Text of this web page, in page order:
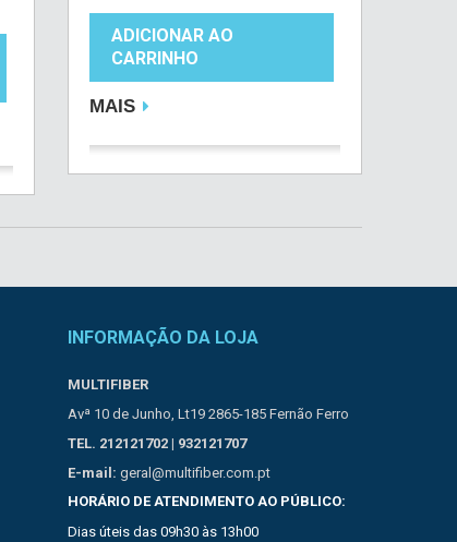
ADICIONAR AO
CARRINHO
MAIS
INFORMAÇÃO DA LOJA
MULTIFIBER
Avª 10 de Junho, Lt19 2865-185 Fernão Ferro
TEL. 212121702 | 932121707
E-mail: geral@multifiber.com.pt
HORÁRIO DE ATENDIMENTO AO PÚBLICO:
Dias úteis das 09h30 às 13h00